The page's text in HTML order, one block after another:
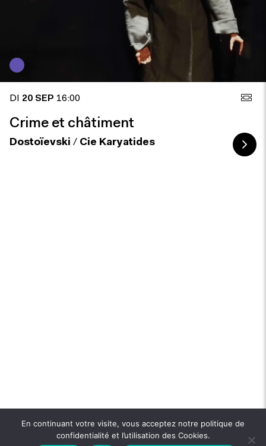
DI 20 SEP 16:00
Crime et châtiment
Dostoïevski / Cie Karyatides
En continuant votre visite, vous acceptez notre politique de
confidentialité et l’utilisation des Cookies.